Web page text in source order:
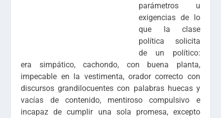
parámetros u
exigencias de lo
que la clase
política solicita
de un político:
era simpático, cachondo, con buena planta,
impecable en la vestimenta, orador correcto con
discursos grandilocuentes con palabras huecas y
vacías de contenido, mentiroso compulsivo e
incapaz de cumplir una sola promesa, excepto